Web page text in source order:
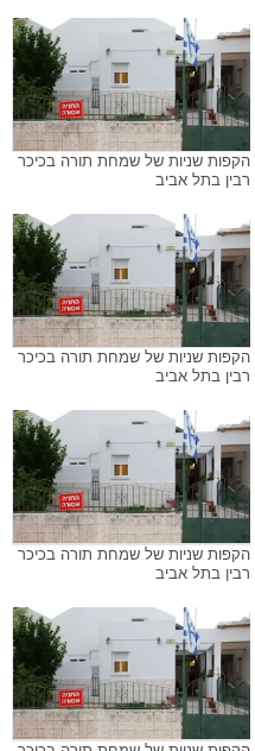
הקפות שניות של שמחת תורה בכיכר
רבין בתל אביב
הקפות שניות של שמחת תורה בכיכר
רבין בתל אביב
הקפות שניות של שמחת תורה בכיכר
רבין בתל אביב